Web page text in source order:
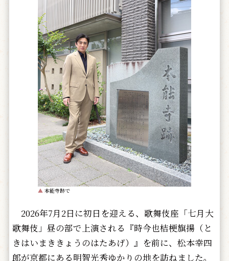
▲ 本能寺跡で
2026年7月2日に初日を迎える、歌舞伎座「七月大
歌舞伎」昼の部で上演される『時今也桔梗旗揚（と
きはいまききょうのはたあげ）』を前に、松本幸四
郎が京都にある明智光秀ゆかりの地を訪ねました。